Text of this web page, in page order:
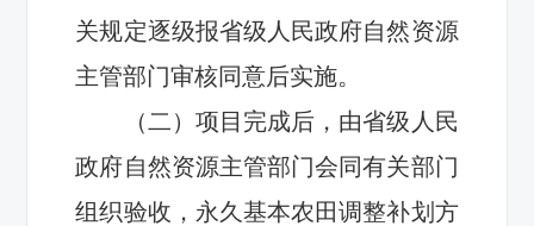
关规定逐级报省级人民政府自然资源
主管部门审核同意后实施。
（二）项目完成后，由省级人民
政府自然资源主管部门会同有关部门
组织验收，永久基本农田调整补划方